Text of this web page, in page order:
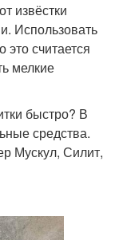
извёстки
Использовать
считается
мелкие
быстро? В
средства.
Мускул, Силит,